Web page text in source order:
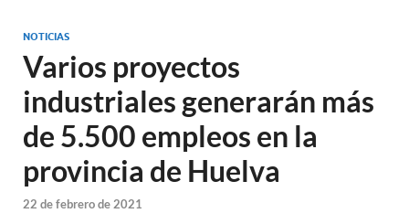
NOTICIAS
Varios proyectos
industriales generarán más
de 5.500 empleos en la
provincia de Huelva
22 de febrero de 2021